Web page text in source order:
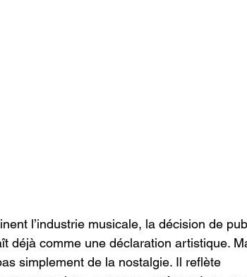
l’industrie musicale, la décision de
déjà comme une déclaration artistique.
simplement de la nostalgie. Il reflète